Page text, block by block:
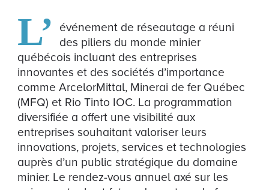
L’
événement de réseautage a réuni
des piliers du monde minier
québécois incluant des entreprises
innovantes et des sociétés d’importance
comme ArcelorMittal, Minerai de fer Québec
(MFQ) et Rio Tinto IOC. La programmation
diversifiée a offert une visibilité aux
entreprises souhaitant valoriser leurs
innovations, projets, services et technologies
auprès d’un public stratégique du domaine
minier. Le rendez-vous annuel axé sur les